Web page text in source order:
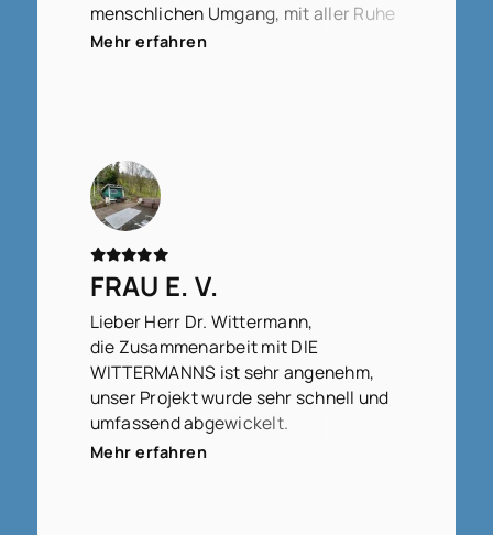
menschlichen Umgang, mit aller Ruhe
und Klarheit in der Vorgehensweise,
Mehr erfahren
FRAU E. V.
Lieber Herr Dr. Wittermann,
die Zusammenarbeit mit DIE
WITTERMANNS ist sehr angenehm,
unser Projekt wurde sehr schnell und
umfassend abgewickelt.
Wir fühlen uns sehr gut betreut.
Mehr erfahren